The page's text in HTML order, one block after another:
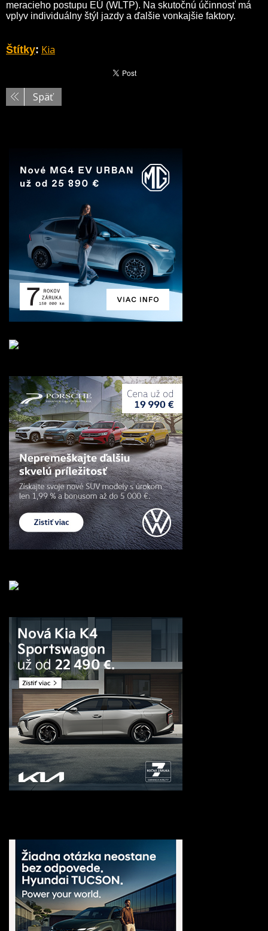
meracieho postupu EÚ (WLTP). Na skutočnú účinnosť má
vplyv individuálny štýl jazdy a ďalšie vonkajšie faktory.
Štítky: Kia
Späť